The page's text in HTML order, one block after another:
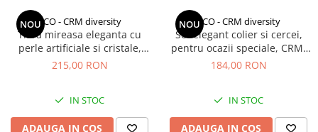
NOUCCO - CRM diversity
Tiara mireasa eleganta cu
perle artificiale si cristale,
CRM, coroana argintie pentru
215,00 RON
IN STOC
ADAUGA IN COS
NOUCCO - CRM diversity
Set elegant colier si cercei,
pentru ocazii speciale, CRM,
Crystal, argintiu, 37.5+6cm
184,00 RON
IN STOC
ADAUGA IN COS